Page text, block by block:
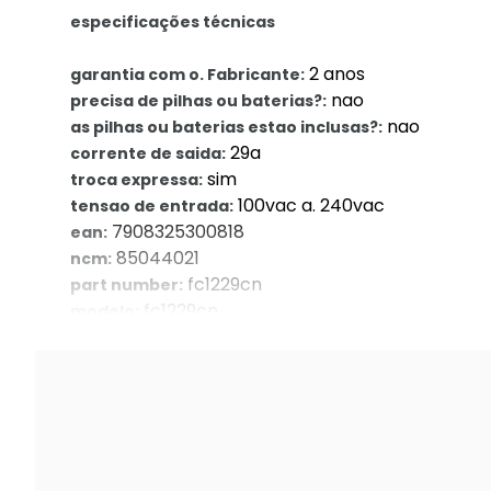
especificações técnicas
garantia com o. Fabricante: 2 anos
precisa de pilhas ou baterias?: nao
as pilhas ou baterias estao inclusas?: nao
corrente de saida: 29a
troca expressa: sim
tensao de entrada: 100vac a. 240vac
ean: 7908325300818
ncm: 85044021
part number: fc1229cn
fc1229cn